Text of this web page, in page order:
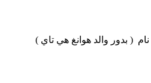
( بدور والد هوانغ هي تاي )